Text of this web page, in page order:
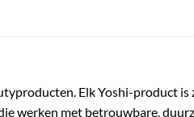
Elk Yoshi-product is
werken met betrouwbare,